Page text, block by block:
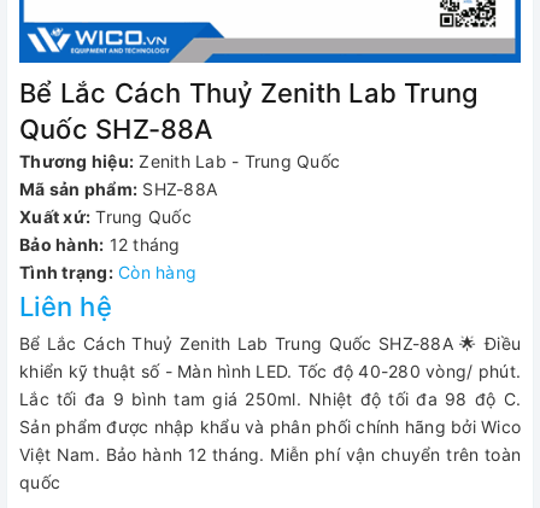
Bể Lắc Cách Thuỷ Zenith Lab Trung
Quốc SHZ-88A
Thương hiệu: Zenith Lab - Trung Quốc
Mã sản phẩm: SHZ-88A
Xuất xứ: Trung Quốc
Bảo hành: 12 tháng
Tình trạng: Còn hàng
Liên hệ
Bể Lắc Cách Thuỷ Zenith Lab Trung Quốc SHZ-88A 🌟 Điều
khiển kỹ thuật số - Màn hình LED. Tốc độ 40-280 vòng/ phút.
Lắc tối đa 9 bình tam giá 250ml. Nhiệt độ tối đa 98 độ C.
Sản phẩm được nhập khẩu và phân phối chính hãng bởi Wico
Việt Nam. Bảo hành 12 tháng. Miễn phí vận chuyển trên toàn
quốc